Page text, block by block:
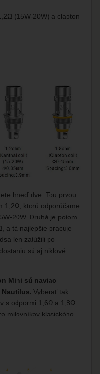
(15W-20W) a clapton
hneď dve. Tou prvou
1,2Ω, ktorú odporúčame
20W. Druhá je potom
a tá najlepšie pracuje
len zatúžili po
sú aj niklové
Mini sú naviac
Nautilus. Vyberať tak
s odpormi 1,6Ω a 1,8Ω.
milovníkov klasického